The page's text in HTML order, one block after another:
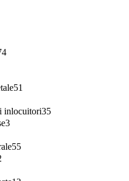
51
inlocuitori35
3
55